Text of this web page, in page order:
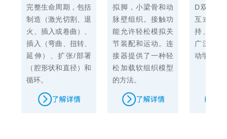
完整生命周期，包括
制造（激光切割、退
火、插入或卷曲）、
插入（弯曲、扭转、
延伸）、扩张/部署
（腔形状和直径）和
循环。
拟脚，小梁骨和动
脉壁组织。接触功
能允许轻松模拟关
节装配和运动。连
接器提供了一种轻
松加载软组织模型
的方法。
D双向集
互式建
持、完
广泛的
动学。